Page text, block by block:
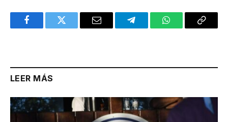
FacebookTwitter Email TelegramWhatsAppCopy
LEER MÁS